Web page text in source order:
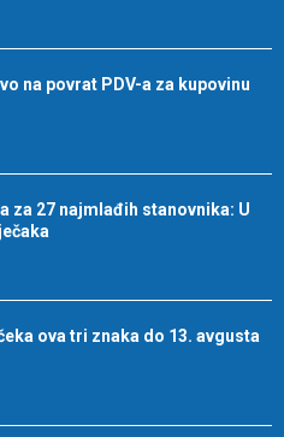
na povrat PDV-a za kupovinu
za 27 najmlađih stanovnika: U
ova tri znaka do 13. avgusta